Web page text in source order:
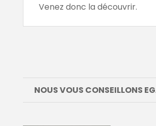
Venez donc la découvrir.
NOUS VOUS CONSEILLONS